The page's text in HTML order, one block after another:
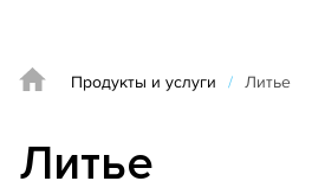
Продукты и услуги / Литье
Литье